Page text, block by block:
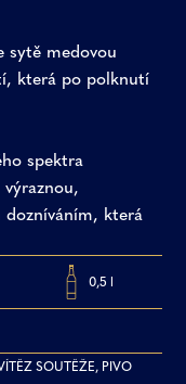
sytě medovou
která po polknutí
spektra
která
0,5 l
SOUTĚŽE, PIVO